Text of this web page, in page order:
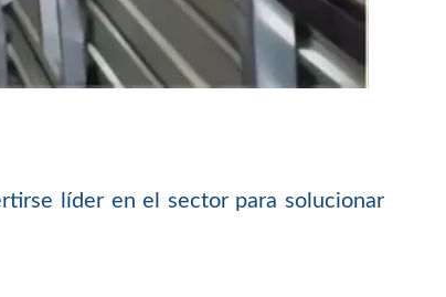
líder en el sector para solucionar